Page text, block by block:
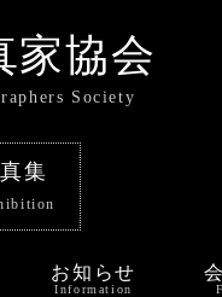
家協会
Society
集
お知らせ
Information